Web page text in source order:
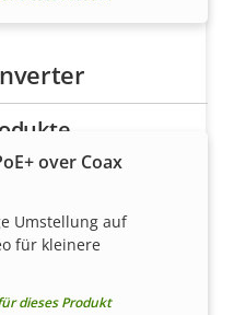
over Coax
Umstellung auf
für kleinere
dieses Produkt
werden? Hier
für
Produkten und